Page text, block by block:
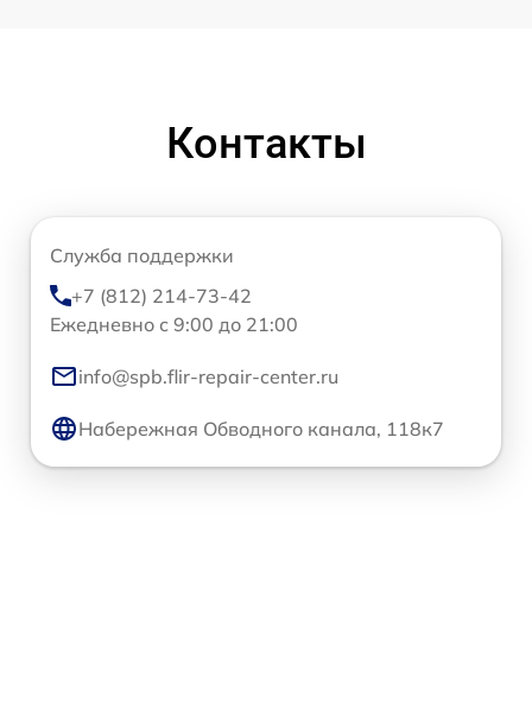
Контакты
Служба поддержки
+7 (812) 214-73-42
Ежедневно с 9:00 до 21:00
info@spb.flir-repair-center.ru
Набережная Обводного канала, 118к7